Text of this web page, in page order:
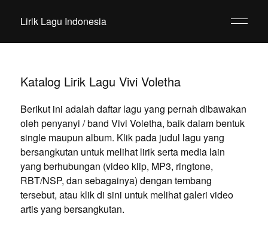
Lirik Lagu Indonesia
Katalog Lirik Lagu Vivi Voletha
Berikut ini adalah daftar lagu yang pernah dibawakan
oleh penyanyi / band Vivi Voletha, baik dalam bentuk
single maupun album. Klik pada judul lagu yang
bersangkutan untuk melihat lirik serta media lain
yang berhubungan (video klip, MP3, ringtone,
RBT/NSP, dan sebagainya) dengan tembang
tersebut, atau klik di sini untuk melihat galeri video
artis yang bersangkutan.